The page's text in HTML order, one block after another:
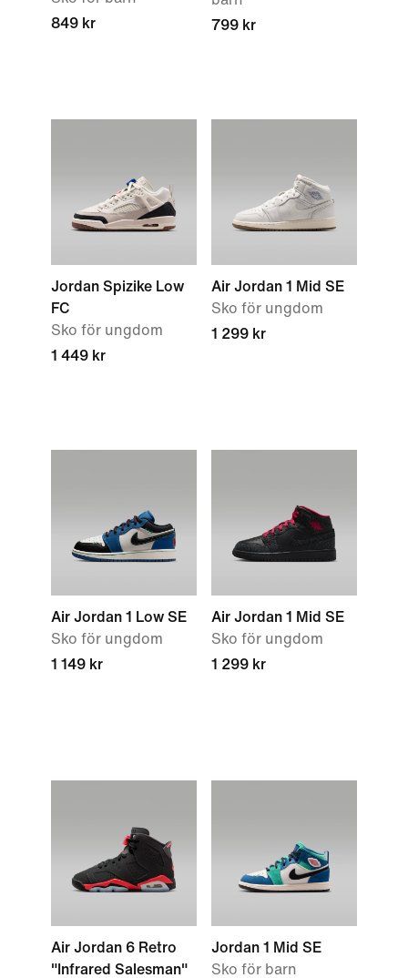
849 kr
799 kr
Jordan Spizike Low
FC
Sko för ungdom
1 449 kr
Air Jordan 1 Mid SE
Sko för ungdom
1 299 kr
Air Jordan 1 Low SE
Sko för ungdom
1 149 kr
Air Jordan 1 Mid SE
Sko för ungdom
1 299 kr
Air Jordan 6 Retro
"Infrared Salesman"
Jordan 1 Mid SE
Sko för barn